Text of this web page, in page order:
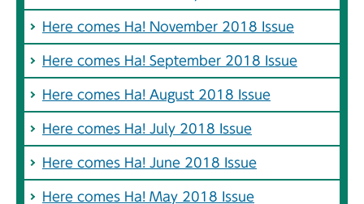
Here comes Ha! November 2018 Issue
Here comes Ha! September 2018 Issue
Here comes Ha! August 2018 Issue
Here comes Ha! July 2018 Issue
Here comes Ha! June 2018 Issue
Here comes Ha! May 2018 Issue